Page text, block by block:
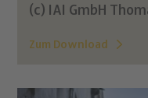
(c) IAI GmbH
Zum Download